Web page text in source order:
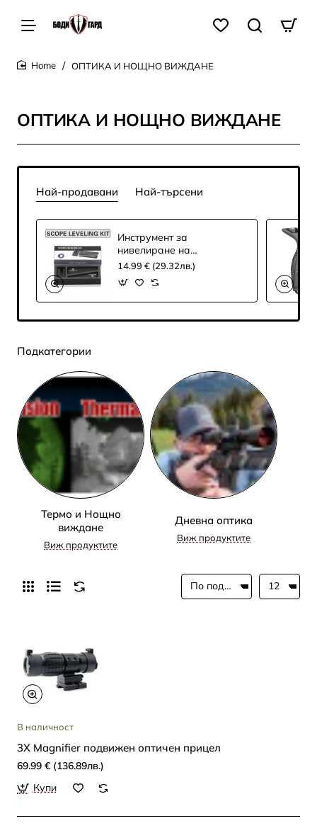
ОПТИКА И НОЩНО ВИЖДАНЕ
ОПТИКА И НОЩНО ВИЖДАНЕ
Най-продавани Най-търсени
Инструмент за
нивелиране на
оптики Discovery
Optics
14.99 € (29.32лв.)
Подкатегории
Термо и Нощно
виждане
Виж продуктите
Дневна оптика
Виж продуктите
В наличност
3X Magnifier подвижен оптичен прицел
69.99 € (136.89лв.)
Купи